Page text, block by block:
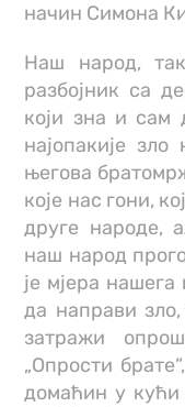
начин Симона
Наш народ,
разбојник са
који зна и сам
најопакије
његова
које нас гони,
друге народе,
наш народ
је мјера
да направи
затражи
„Опрости
домаћин у кући